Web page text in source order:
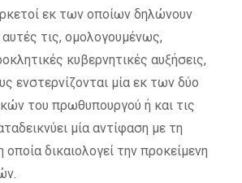
εκ των οποίων δηλώνουν
τις, ομολογουμένως,
κυβερνητικές αυξήσεις,
ενστερνίζονται μία εκ των δύο
του πρωθυπουργού ή και τις
μία αντίφαση με τη
δικαιολογεί την προκείμενη